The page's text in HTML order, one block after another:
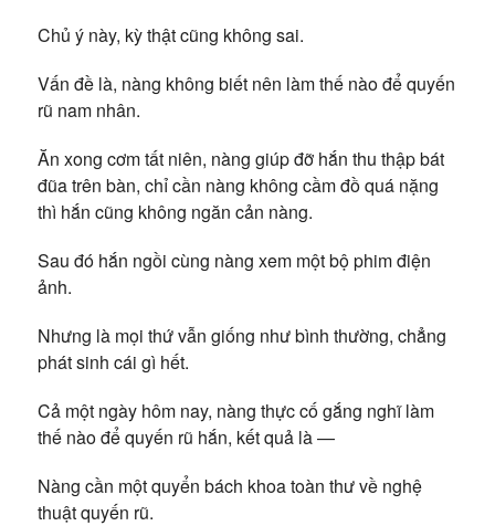
Chủ ý này, kỳ thật cũng không sai.
Vấn đề là, nàng không biết nên làm thế nào để quyến
rũ nam nhân.
Ăn xong cơm tất niên, nàng giúp đỡ hắn thu thập bát
đũa trên bàn, chỉ cần nàng không cầm đồ quá nặng
thì hắn cũng không ngăn cản nàng.
Sau đó hắn ngồi cùng nàng xem một bộ phim điện
ảnh.
Nhưng là mọi thứ vẫn giống như bình thường, chẳng
phát sinh cái gì hết.
Cả một ngày hôm nay, nàng thực cố gắng nghĩ làm
thế nào để quyến rũ hắn, kết quả là —
Nàng cần một quyển bách khoa toàn thư về nghệ
thuật quyến rũ.